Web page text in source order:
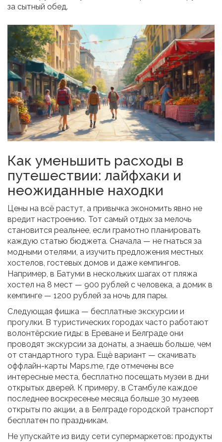
за сытный обед.
Как уменьшить расходы в
путешествии: лайфхаки и
неожиданные находки
Цены на всё растут, а привычка экономить явно не
вредит настроению. Тот самый отдых за мелочь
становится реальнее, если грамотно планировать
каждую статью бюджета. Сначала — не гнаться за
модными отелями, а изучить предложения местных
хостелов, гостевых домов и даже кемпингов.
Например, в Батуми в нескольких шагах от пляжа
хостел на 8 мест — 900 рублей с человека, а домик в
кемпинге — 1200 рублей за ночь для пары.
Следующая фишка — бесплатные экскурсии и
прогулки. В туристических городах часто работают
волонтёрские гиды: в Ереване и Белграде они
проводят экскурсии за донаты, а знаешь больше, чем
от стандартного тура. Ещё вариант — скачивать
оффлайн-карты Maps.me, где отмечены все
интересные места, бесплатно посещать музеи в дни
открытых дверей. К примеру, в Стамбуле каждое
последнее воскресенье месяца больше 30 музеев
открыты по акции, а в Белграде городской транспорт
бесплатен по праздникам.
Не упускайте из виду сети супермаркетов: продукты